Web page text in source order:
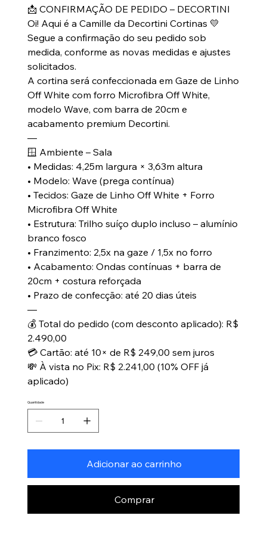
📩 CONFIRMAÇÃO DE PEDIDO – DECORTINI
Oi! Aqui é a Camille da Decortini Cortinas 💛
Segue a confirmação do seu pedido sob
medida, conforme as novas medidas e ajustes
solicitados.
A cortina será confeccionada em Gaze de Linho
Off White com forro Microfibra Off White,
modelo Wave, com barra de 20cm e
acabamento premium Decortini.
—
🪟 Ambiente – Sala
• Medidas: 4,25m largura × 3,63m altura
• Modelo: Wave (prega contínua)
• Tecidos: Gaze de Linho Off White + Forro
Microfibra Off White
• Estrutura: Trilho suíço duplo incluso – alumínio
branco fosco
• Franzimento: 2,5x na gaze / 1,5x no forro
• Acabamento: Ondas contínuas + barra de
20cm + costura reforçada
• Prazo de confecção: até 20 dias úteis
—
💰 Total do pedido (com desconto aplicado): R$
2.490,00
💳 Cartão: até 10× de R$ 249,00 sem juros
💸 À vista no Pix: R$ 2.241,00 (10% OFF já
aplicado)
Quantidade
Adicionar ao carrinho
Comprar